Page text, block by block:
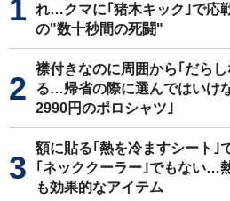
れ…クマに｢猪木キック｣で応
の"数十秒間の死闘"
襟付きなのに周囲から｢だら
る…帰省の際に選んではいけ
2990円のポロシャツ｣
額に貼る｢熱を冷ますシート｣
｢ネッククーラー｣でもない…
も効果的なアイテム